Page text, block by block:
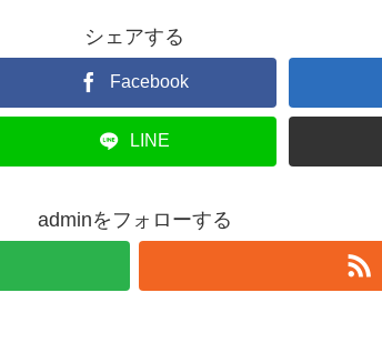
シェアする
Facebook
LINE
adminをフォローする